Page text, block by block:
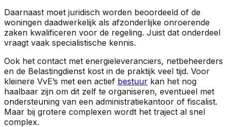
Daarnaast moet juridisch worden beoordeeld of de
woningen daadwerkelijk als afzonderlijke onroerende
zaken kwalificeren voor de regeling. Juist dat onderdeel
vraagt vaak specialistische kennis.
Ook het contact met energieleveranciers, netbeheerders
en de Belastingdienst kost in de praktijk veel tijd. Voor
kleinere VvE’s met een actief bestuur kan het nog
haalbaar zijn om dit zelf te organiseren, eventueel met
ondersteuning van een administratiekantoor of fiscalist.
Maar bij grotere complexen wordt het traject al snel
complex.